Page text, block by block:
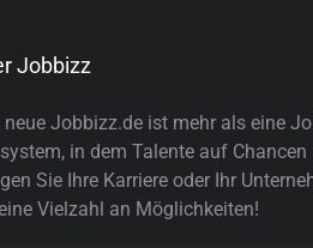
Jobbizz
neue Jobbizz.de ist mehr als eine
in dem Talente auf
Sie Ihre Karriere oder Ihr
Vielzahl an Möglichkeiten!